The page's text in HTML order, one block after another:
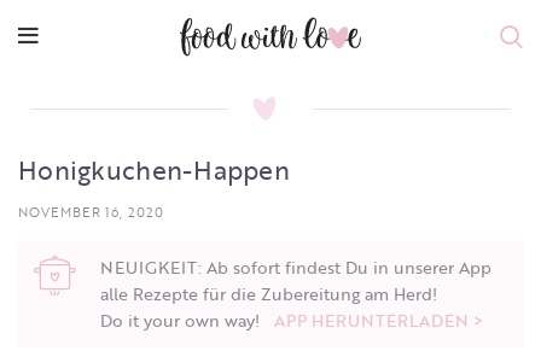
Honigkuchen-Happen
NOVEMBER 16, 2020
NEUIGKEIT: Ab sofort findest Du in unserer App
alle Rezepte für die Zubereitung am Herd!
Do it your own way! APP HERUNTERLADEN >